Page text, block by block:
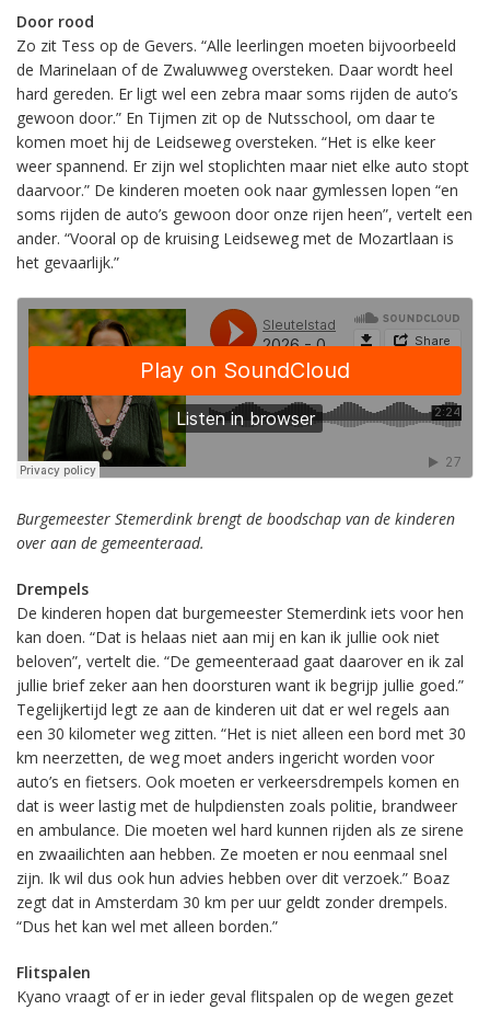
Door rood
Zo zit Tess op de Gevers. “Alle leerlingen moeten bijvoorbeeld
de Marinelaan of de Zwaluwweg oversteken. Daar wordt heel
hard gereden. Er ligt wel een zebra maar soms rijden de auto’s
gewoon door.” En Tijmen zit op de Nutsschool, om daar te
komen moet hij de Leidseweg oversteken. “Het is elke keer
weer spannend. Er zijn wel stoplichten maar niet elke auto stopt
daarvoor.” De kinderen moeten ook naar gymlessen lopen “en
soms rijden de auto’s gewoon door onze rijen heen”, vertelt een
ander. “Vooral op de kruising Leidseweg met de Mozartlaan is
het gevaarlijk.”
Burgemeester Stemerdink brengt de boodschap van de kinderen
over aan de gemeenteraad.
Drempels
De kinderen hopen dat burgemeester Stemerdink iets voor hen
kan doen. “Dat is helaas niet aan mij en kan ik jullie ook niet
beloven”, vertelt die. “De gemeenteraad gaat daarover en ik zal
jullie brief zeker aan hen doorsturen want ik begrijp jullie goed.”
Tegelijkertijd legt ze aan de kinderen uit dat er wel regels aan
een 30 kilometer weg zitten. “Het is niet alleen een bord met 30
km neerzetten, de weg moet anders ingericht worden voor
auto’s en fietsers. Ook moeten er verkeersdrempels komen en
dat is weer lastig met de hulpdiensten zoals politie, brandweer
en ambulance. Die moeten wel hard kunnen rijden als ze sirene
en zwaailichten aan hebben. Ze moeten er nou eenmaal snel
zijn. Ik wil dus ook hun advies hebben over dit verzoek.” Boaz
zegt dat in Amsterdam 30 km per uur geldt zonder drempels.
“Dus het kan wel met alleen borden.”
Flitspalen
Kyano vraagt of er in ieder geval flitspalen op de wegen gezet